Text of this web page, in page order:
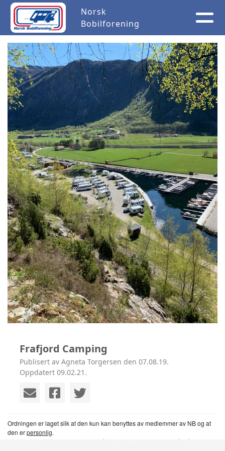
Norsk
Bobilforening
Frafjord Camping
Publisert av Agneta Torgersen den 07.08.19.
Oppdatert 09.02.21.
Ordningen er laget slik at den kun kan benyttes av medlemmer av NB og at
den erpersonlig.
Siden det er automat innsjekking på denne campingplassen, så må det lages